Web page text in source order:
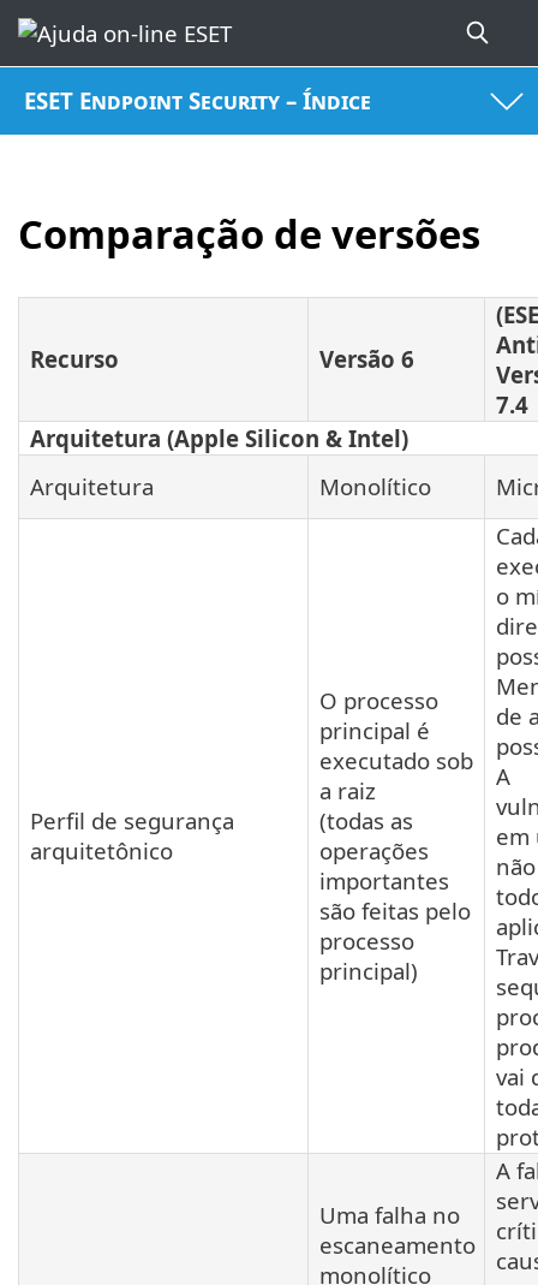
ESET Endpoint Security – Índice
Comparação de versões
Recurso Versão 6
7.4
Arquitetura (Apple Silicon & Intel)
Arquitetura
Monolítico
Perfil de segurança
arquitetônico
O processo
principal é
executado sob
a raiz
(todas as
operações
importantes
são feitas pelo
processo
principal)
o
de
A
em
vai
Uma falha no
escaneamento
monolítico
A